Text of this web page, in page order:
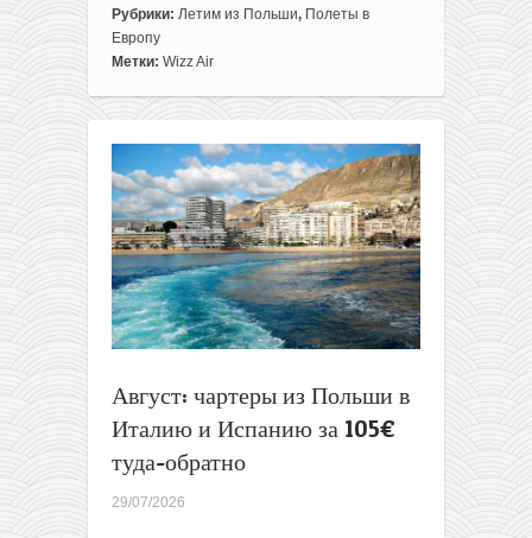
записи
Авиабилеты
из
46€
туда-
обратно
Рубрики: Летим из Польши, Полеты в
Европу
Метки: Wizz Air
Август: чартеры из Польши в
Италию и Испанию за 105€
туда-обратно
29/07/2026